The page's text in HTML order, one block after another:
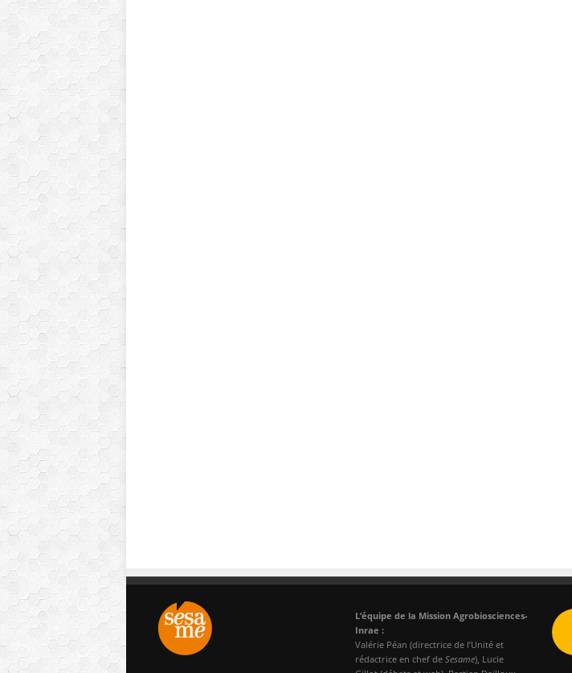
L’équipe de la Mission Agrobiosciences-
Inrae :
Valérie Péan (directrice de l’Unité et
rédactrice en chef de Sesame), Lucie